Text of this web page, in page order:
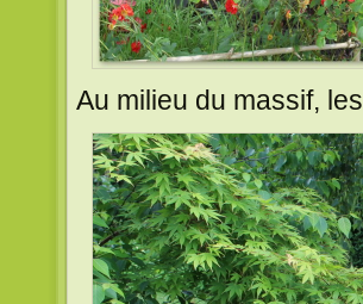
Au milieu du massif, les